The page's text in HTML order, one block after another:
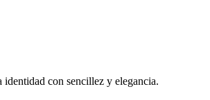
identidad con sencillez y elegancia.